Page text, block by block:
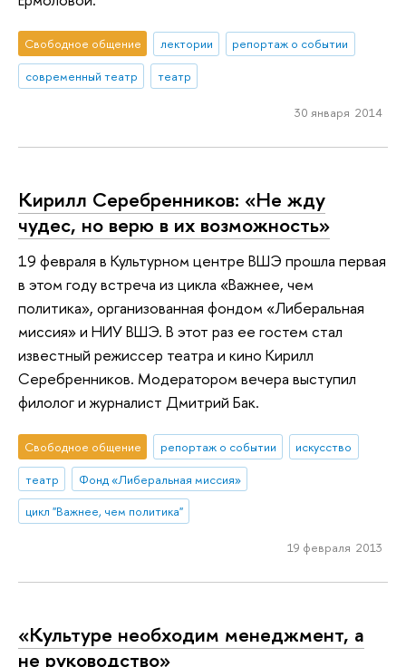
Свободное общение лектории
репортаж о событии
современный театр
театр
30 января 2014
Кирилл Серебренников: «Не жду
чудес, но верю в их возможность»
19 февраля в Культурном центре ВШЭ прошла первая
в этом году встреча из цикла «Важнее, чем
политика», организованная фондом «Либеральная
миссия» и НИУ ВШЭ. В этот раз ее гостем стал
известный режиссер театра и кино Кирилл
Серебренников. Модератором вечера выступил
филолог и журналист Дмитрий Бак.
Свободное общение репортаж о событии
искусство
театр
Фонд «Либеральная миссия»
цикл "Важнее, чем политика"
19 февраля 2013
«Культуре необходим менеджмент, а
не руководство»